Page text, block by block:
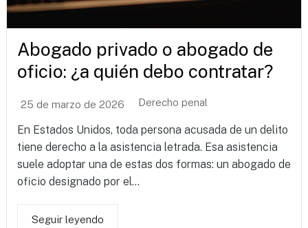
Abogado privado o abogado de
oficio: ¿a quién debo contratar?
25 de marzo de 2026 Derecho penal
En Estados Unidos, toda persona acusada de un delito
tiene derecho a la asistencia letrada. Esa asistencia
suele adoptar una de estas dos formas: un abogado de
oficio designado por el...
Seguir leyendo